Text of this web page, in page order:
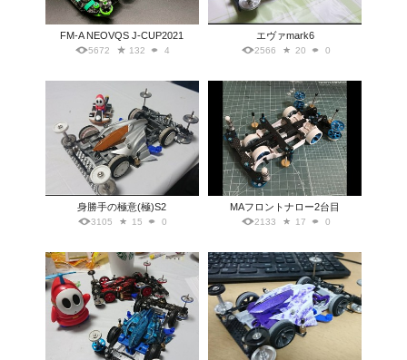
FM-A NEOVQS J-CUP2021
5672 132 4
エヴァmark6
2566 20 0
身勝手の極意(極)S2
3105 15 0
MAフロントナロー2台目
2133 17 0